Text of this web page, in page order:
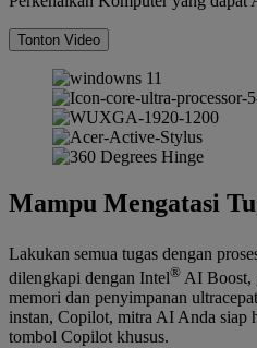
Tonton Video
Mampu Mengatasi
Lakukan semua tugas dengan
dilengkapi dengan Intel® AI Boost,
memori dan penyimpanan
instan, Copilot, mitra AI Anda siap
tombol Copilot khusus.